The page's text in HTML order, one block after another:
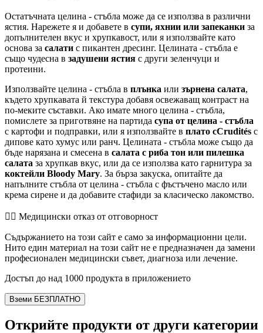
Остатъчната целина - стъбла може да се използва в различни
ястия. Нарежете я и добавете в супи, яхнии или запеканки за
допълнителен вкус и хрупкавост, или я използвайте като
основа за салати с пикантен дресинг. Целината - стъбла е
също чудесна в задушени ястия с други зеленчуци и
протеини.
Използвайте целина - стъбла в плънка или зърнена салата,
където хрупкавата й текстура добавя освежаващ контраст на
по-меките съставки. Ако имате много целина - стъбла,
помислете за приготвяне на партида супа от целина - стъбла
с картофи и подправки, или я използвайте в плато сCrudités с
дипове като хумус или ранч. Целината - стъбла може също да
бъде нарязана и смесена в салата с риба тон или пилешка
салата за хрупкав вкус, или да се използва като гарнитура за
коктейли Bloody Mary. За бърза закуска, опитайте да
напълните стъбла от целина - стъбла с фъстъчено масло или
крема сирене и да добавите стафиди за класическо лакомство.
👨‍⚕️️ Медицински отказ от отговорност
Съдържанието на този сайт е само за информационни цели.
Нито един материал на този сайт не е предназначен да замени
професионален медицински съвет, диагноза или лечение.
Достъп до над 1000 продукта в приложението
Вземи БЕЗПЛАТНО
Открийте продукти от други категории